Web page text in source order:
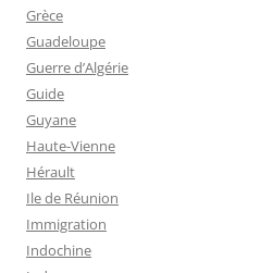
Grèce
Guadeloupe
Guerre d’Algérie
Guide
Guyane
Haute-Vienne
Hérault
Ile de Réunion
Immigration
Indochine